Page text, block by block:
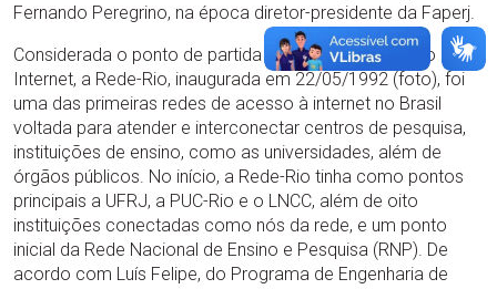
Fernando Peregrino, na época diretor-presidente da Faperj.
Considerada o ponto de partida para a entrada do Rio na
Internet, a Rede-Rio, inaugurada em 22/05/1992 (foto), foi
uma das primeiras redes de acesso à internet no Brasil
voltada para atender e interconectar centros de pesquisa,
instituições de ensino, como as universidades, além de
órgãos públicos. No início, a Rede-Rio tinha como pontos
principais a UFRJ, a PUC-Rio e o LNCC, além de oito
instituições conectadas como nós da rede, e um ponto
inicial da Rede Nacional de Ensino e Pesquisa (RNP). De
acordo com Luís Felipe, do Programa de Engenharia de